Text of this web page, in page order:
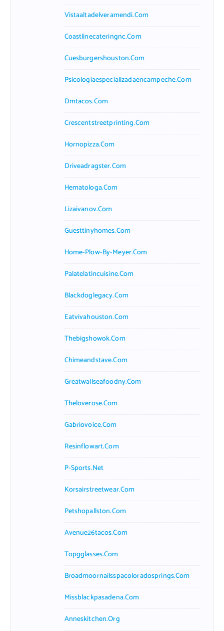
Vistaaltadelveramendi.com
Coastlinecateringnc.com
Cuesburgershouston.com
Psicologiaespecializadaencampeche.com
Dmtacos.com
Crescentstreetprinting.com
Hornopizza.com
Driveadragster.com
Hematologa.com
Lizaivanov.com
Guesttinyhomes.com
Home-Plow-By-Meyer.com
Palatelatincuisine.com
Blackdoglegacy.com
Eatvivahouston.com
Thebigshowok.com
Chimeandstave.com
Greatwallseafoodny.com
Theloverose.com
Gabriovoice.com
Resinflowart.com
P-Sports.net
Korsairstreetwear.com
Petshopallston.com
Avenue26tacos.com
Topgglasses.com
Broadmoornailsspacoloradosprings.com
Missblackpasadena.com
Anneskitchen.org